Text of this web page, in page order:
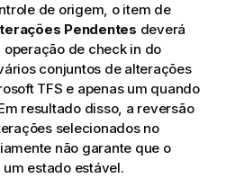
de origem, o item de
Pendentes deverá
operação de check in do
conjuntos de alterações
TFS e apenas um quando
resultado disso, a reversão
selecionados no
não garante que o
estado estável.